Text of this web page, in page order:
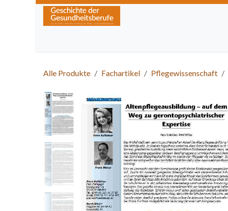
Zum Inhalt springen
Alle Produkte Fachartikel Pflegewissenschaft